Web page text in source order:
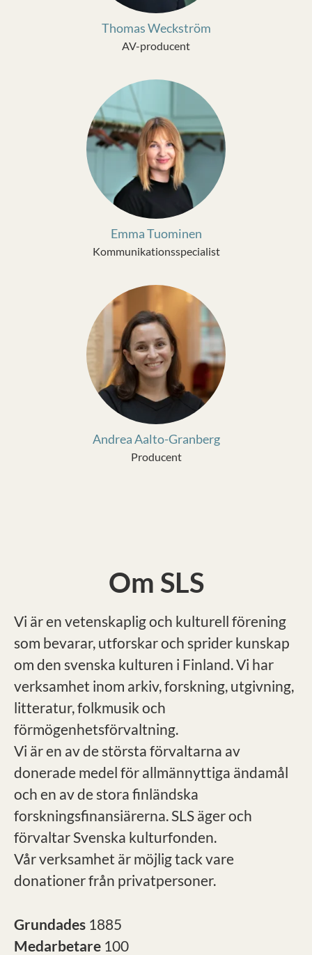
Thomas Weckström
AV-producent
Emma Tuominen
Kommunikationsspecialist
Andrea Aalto-Granberg
Producent
Om SLS
Vi är en vetenskaplig och kulturell förening
som bevarar, utforskar och sprider kunskap
om den svenska kulturen i Finland. Vi har
verksamhet inom arkiv, forskning, utgivning,
litteratur, folkmusik och
förmögenhetsförvaltning.
Vi är en av de största förvaltarna av
donerade medel för allmännyttiga ändamål
och en av de stora finländska
forskningsfinansiärerna. SLS äger och
förvaltar Svenska kulturfonden.
Vår verksamhet är möjlig tack vare
donationer från privatpersoner.
Grundades 1885
Medarbetare 100